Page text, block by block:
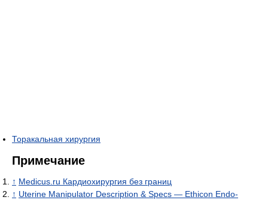
Торакальная хирургия
Примечание
↑ Medicus.ru Кардиохирургия без границ
↑ Uterine Manipulator Description & Specs — Ethicon Endo-